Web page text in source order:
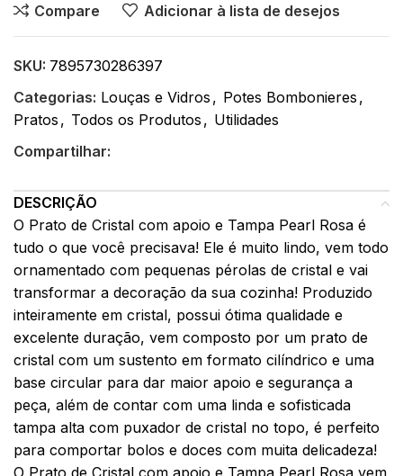
Compare
Adicionar à lista de desejos
SKU: 7895730286397
Categorias: Louças e Vidros , Potes Bombonieres ,
Pratos , Todos os Produtos , Utilidades
Compartilhar:
DESCRIÇÃO
O Prato de Cristal com apoio e Tampa Pearl Rosa é
tudo o que você precisava! Ele é muito lindo, vem todo
ornamentado com pequenas pérolas de cristal e vai
transformar a decoração da sua cozinha! Produzido
inteiramente em cristal, possui ótima qualidade e
excelente duração, vem composto por um prato de
cristal com um sustento em formato cilíndrico e uma
base circular para dar maior apoio e segurança a
peça, além de contar com uma linda e sofisticada
tampa alta com puxador de cristal no topo, é perfeito
para comportar bolos e doces com muita delicadeza!
O Prato de Cristal com apoio e Tampa Pearl Rosa vem